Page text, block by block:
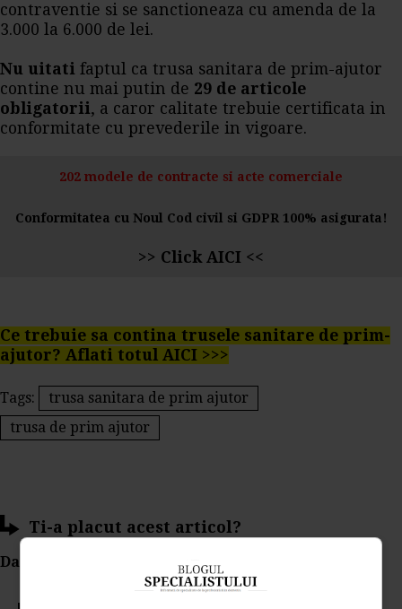
contraventie si se sanctioneaza cu amenda de la
3.000 la 6.000 de lei.
Nu uitati faptul ca trusa sanitara de prim-ajutor
contine nu mai putin de 29 de articole
obligatorii, a caror calitate trebuie certificata in
conformitate cu prevederile in vigoare.
202 modele de contracte si acte comerciale
Conformitatea cu Noul Cod civil si GDPR 100% asigurata!
>> Click AICI <<
Ce trebuie sa contina trusele sanitare de prim-
ajutor? Aflati totul AICI >>>
Tags:
trusa sanitara de prim ajutor
trusa de prim ajutor
Ti-a placut acest articol?
Da Like, Printeaza sau trimite pe Email!